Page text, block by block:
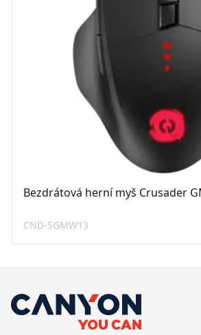
Bezdrátová herní myš Crusader
CND-SGMW13